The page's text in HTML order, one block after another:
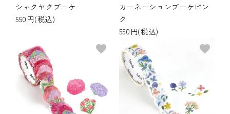
シャクヤクブーケ
550円(税込)
カーネーションブーケピン
ク
550円(税込)
favorite favorite